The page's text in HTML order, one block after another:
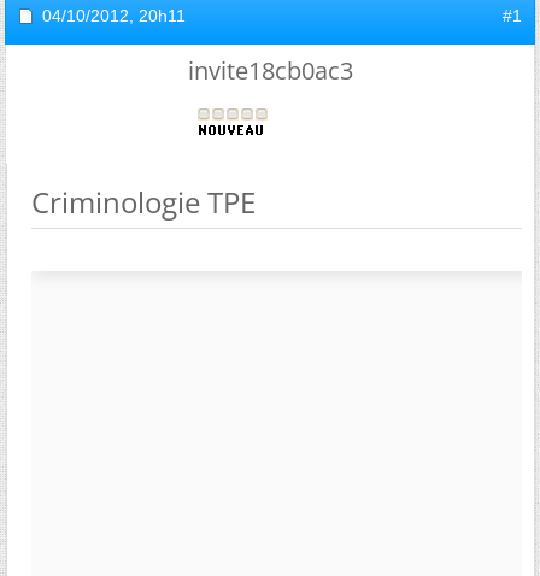
04/10/2012, 20h11 #1
invite18cb0ac3
Criminologie TPE